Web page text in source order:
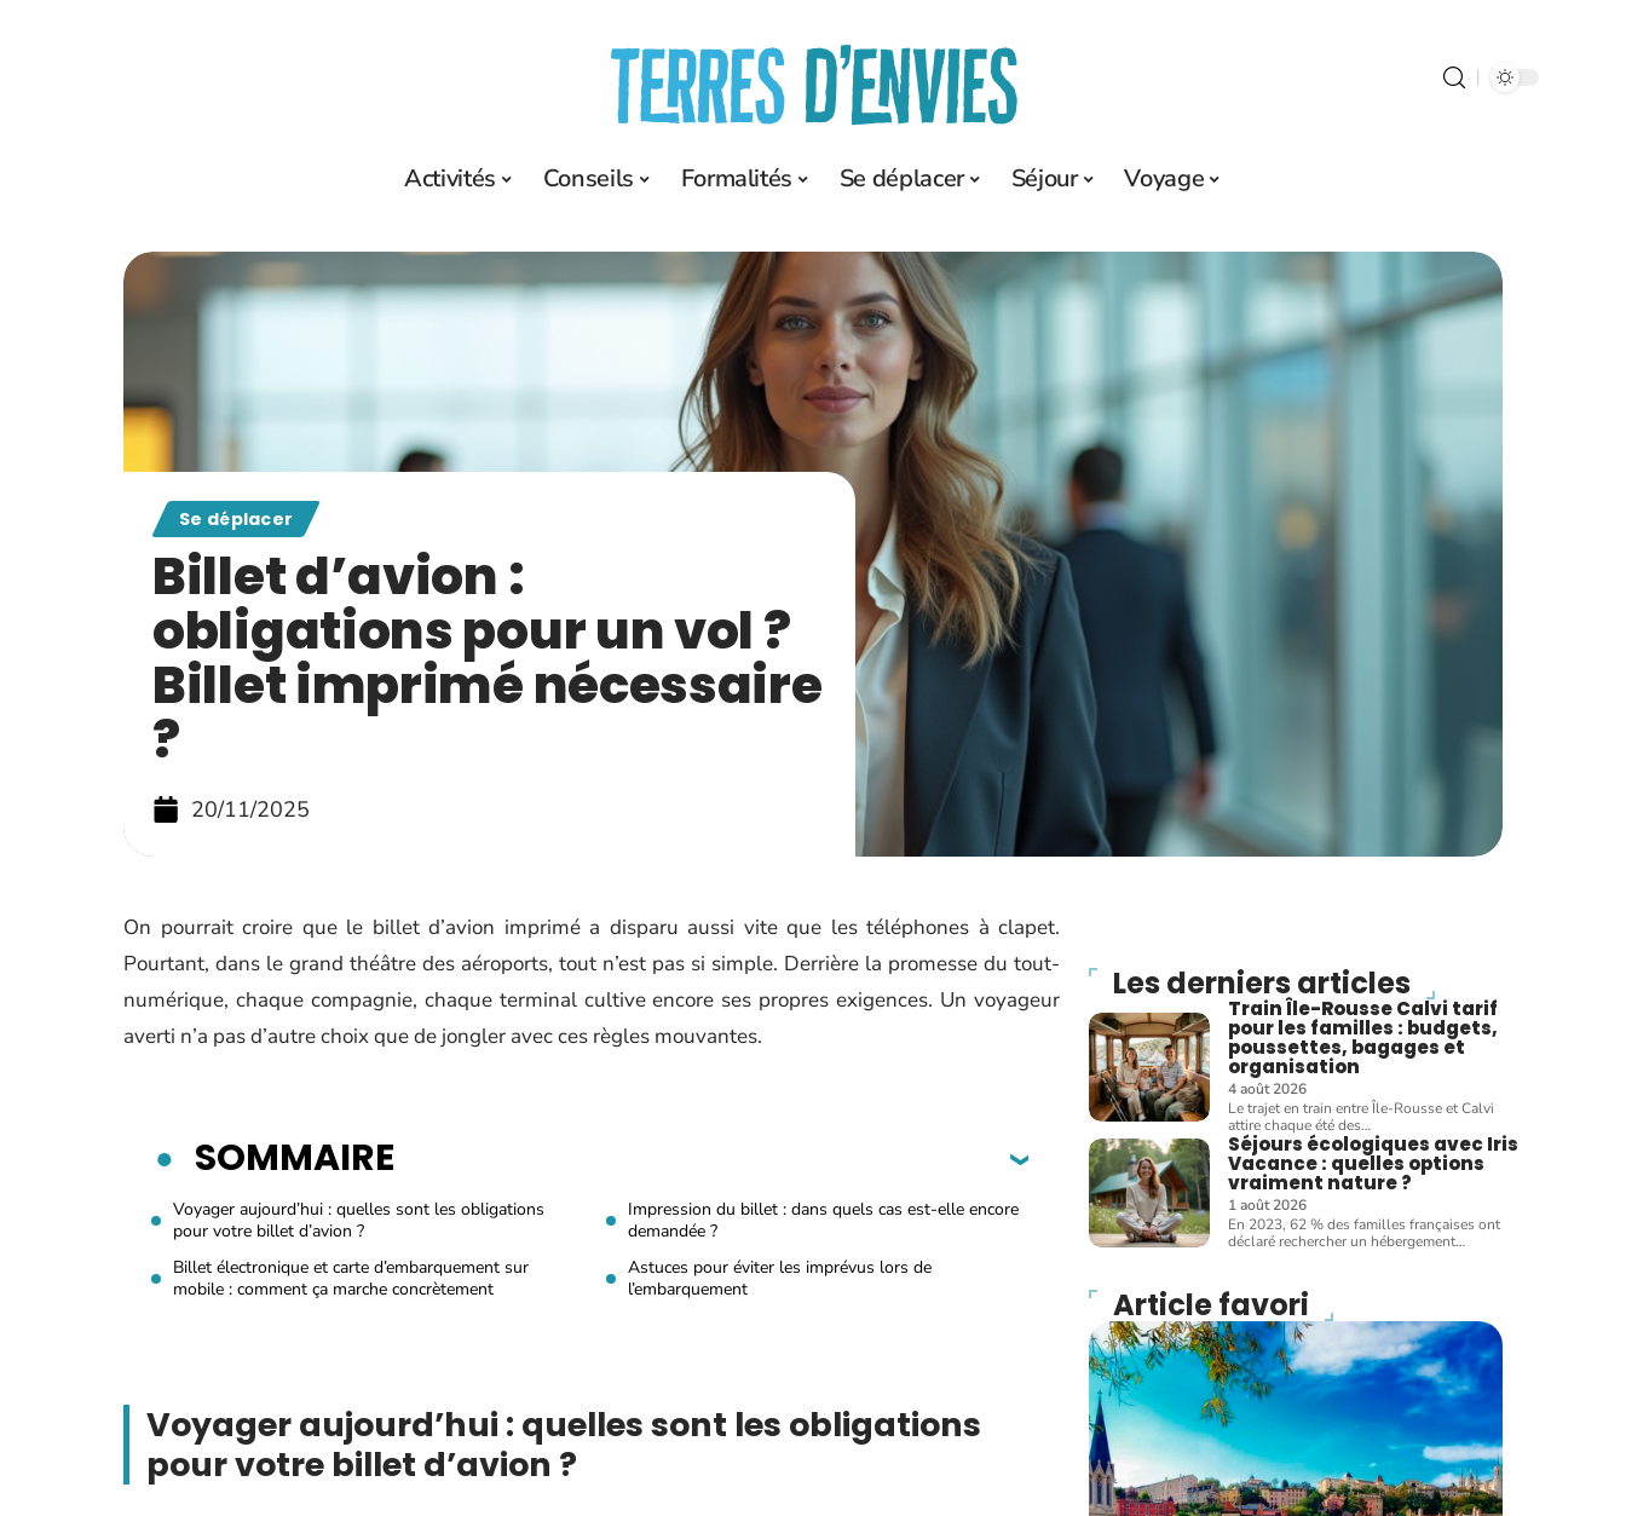
Activités Conseils Formalités Se déplacer Séjour Voyage
Se déplacer
Billet d’avion :
obligations pour un vol ?
Billet imprimé nécessaire
?
20/11/2025
On pourrait croire que le billet d’avion imprimé a disparu aussi vite que les téléphones à clapet.
Pourtant, dans le grand théâtre des aéroports, tout n’est pas si simple. Derrière la promesse du tout-
numérique, chaque compagnie, chaque terminal cultive encore ses propres exigences. Un voyageur
averti n’a pas d’autre choix que de jongler avec ces règles mouvantes.
SOMMAIRE
Voyager aujourd’hui : quelles sont les obligations
pour votre billet d’avion ?
Impression du billet : dans quels cas est-elle encore
demandée ?
Billet électronique et carte d’embarquement sur
mobile : comment ça marche concrètement
Astuces pour éviter les imprévus lors de
l’embarquement
Voyager aujourd’hui : quelles sont les obligations
pour votre billet d’avion ?
Les derniers articles
Train Île-Rousse Calvi tarif
pour les familles : budgets,
poussettes, bagages et
organisation
4 août 2026
Le trajet en train entre Île-Rousse et Calvi
attire chaque été des…
Séjours écologiques avec Iris
Vacance : quelles options
vraiment nature ?
1 août 2026
En 2023, 62 % des familles françaises ont
déclaré rechercher un hébergement…
Article favori